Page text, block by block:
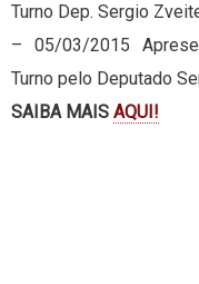
Turno Dep. Sergio
– 05/03/2015
Turno pelo Deputado
SAIBA MAIS AQUI!